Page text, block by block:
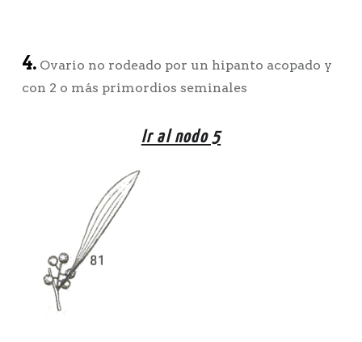
4.Ovario no rodeado por un hipanto acopado y
con 2 o más primordios seminales
Ir al nodo 5